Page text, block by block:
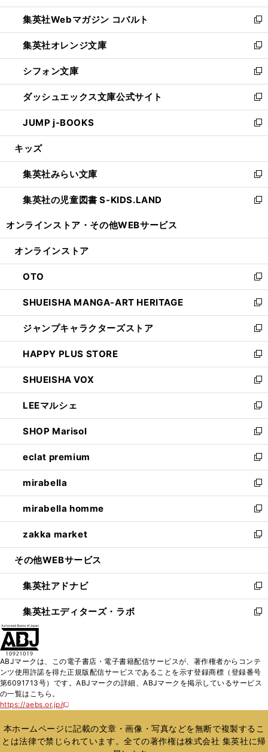
開
く
ウ
で
開
く
ン
ド
ウ
で
開
く
ウ
ィ
ン
ド
ウ
で
開
く
集英社Webマガジン コバルト
新
し
い
ウ
ィ
ン
ド
ウ
で
開
集英社オレンジ文庫
新
し
い
ウ
ィ
ン
ド
ウ
開
く
シフォン文庫
新
し
い
ウ
ィ
ン
ウ
で
開
く
ダッシュエックス文庫公式サイト
新
し
い
ウ
ン
ド
ウ
で
JUMP j-BOOKS
新
し
ウ
ィ
ン
ド
開
キッズ
集英社みらい文庫
新
し
い
ン
ウ
で
開
く
集英社の児童図書 S-KIDS.LAND
新
ウ
ン
ド
ウ
で
開
く
オンラインストア・ その他WEBサービス
オンラインストア
OTO
新
し
い
ウ
ィ
ン
ド
ウ
で
開
く
SHUEISHA MANGA-ART HERITAGE
新
し
い
ウ
ィ
ン
ド
ウ
で
開
く
ジャンプキャラクターズストア
新
し
い
ウ
ィ
ン
ド
ウ
で
開
く
HAPPY PLUS STORE
新
し
い
ウ
ィ
ン
ド
ウ
で
開
く
SHUEISHA VOX
新
し
い
ウ
ィ
ン
ド
ウ
で
開
く
LEEマルシェ
新
し
い
ウ
ィ
ン
ド
ウ
で
開
く
SHOP Marisol
新
し
い
ウ
ィ
ン
ド
ウ
で
開
eclat premium
新
し
い
ウ
ィ
ン
ド
ウ
開
く
mirabella
新
し
い
ウ
ィ
ン
ウ
で
開
く
mirabella homme
新
し
い
ウ
ン
ド
ウ
で
zakka market
新
し
ウ
ィ
ン
ド
く
その他WEBサービス
集英社アドナビ
新
し
い
ド
ウ
で
集英社エディターズ・ラボ
新
ィ
ン
ド
開
く
ABJマークは、この電子書店・電子書籍配信サービスが、著作権者からコンテ
ンツ使用許諾を得た正規版配信サービスであることを示す登録商標（登録番号
第6091713号）です。ABJマークの詳細、ABJマークを掲示しているサービス
の一覧はこちら。
https://aebs.or.jp/
新
い
ウ
ィ
本ホームページに記載の文章・画像・写真などを無断で複製するこ
とは法律で禁じられています。全ての著作権は株式会社 集英社に帰